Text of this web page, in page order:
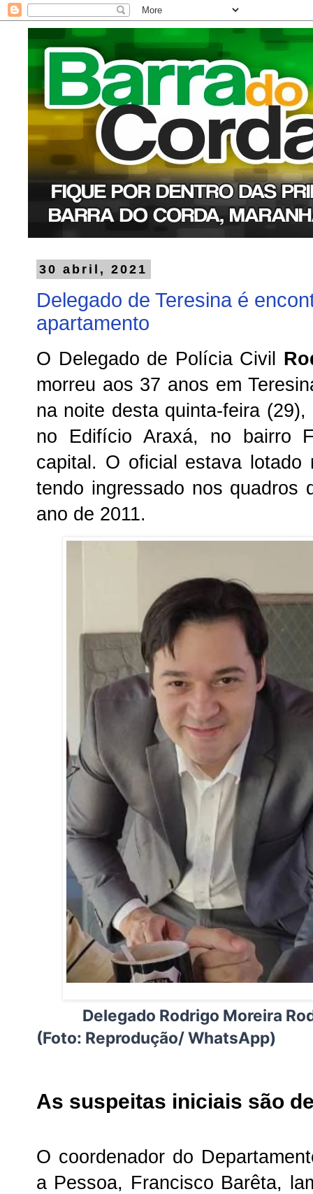
30 abril, 2021
Delegado de Teresina é
apartamento
O Delegado de Polícia Civil
morreu aos 37 anos em
na noite desta quinta-feira
no Edifício Araxá, no bairro
capital. O oficial estava lotado
tendo ingressado nos
ano de 2011.
Delegado Rodrigo Moreira
(Foto: Reprodução/ WhatsApp)
As suspeitas iniciais são
O coordenador do
a Pessoa, Francisco Barêta,